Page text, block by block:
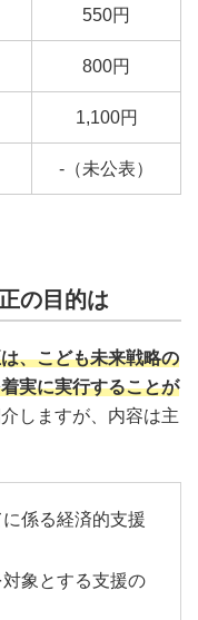
550円
800円
1,100円
-（未公表）
の目的は
、こども未来戦略の
実に実行することが
しますが、内容は主
係る経済的支援
象とする支援の